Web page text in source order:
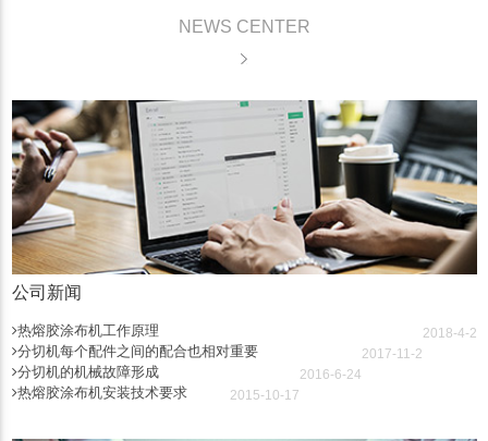
NEWS CENTER
公司新闻
热熔胶涂布机工作原理 2018-4-2
分切机每个配件之间的配合也相对重要 2017-11-2
分切机的机械故障形成 2016-6-24
热熔胶涂布机安装技术要求 2015-10-17